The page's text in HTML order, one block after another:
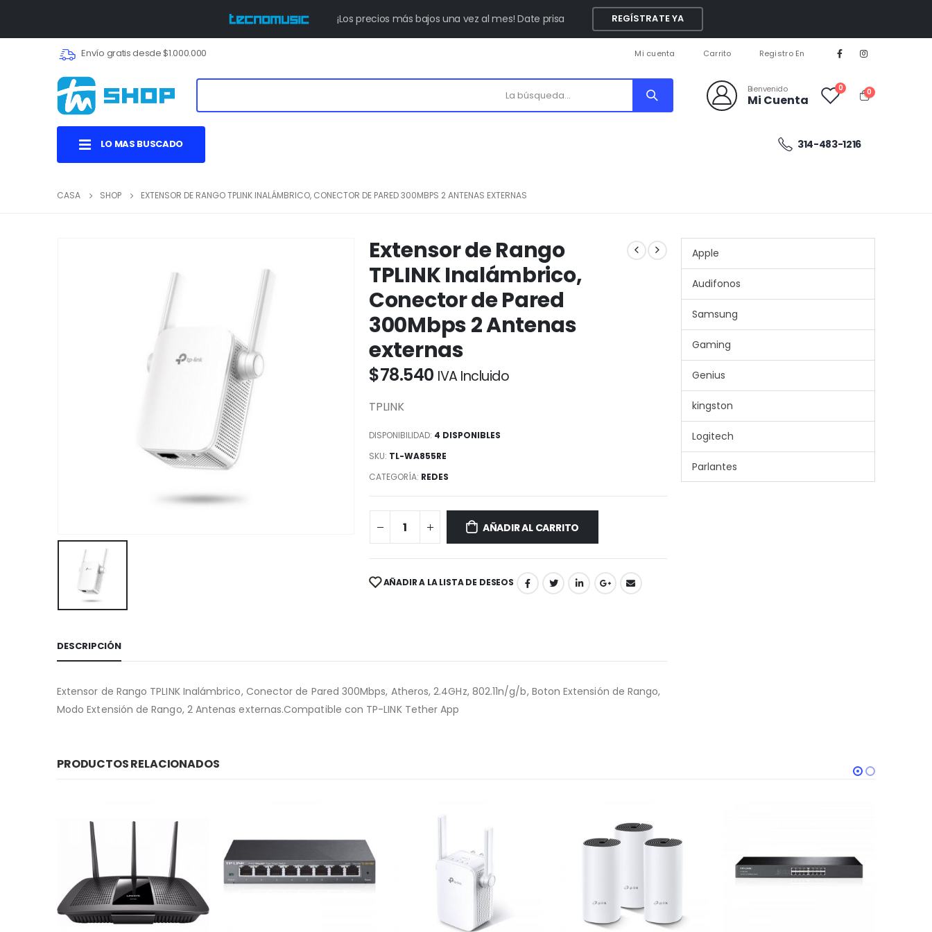
¡Los precios más bajos una vez al mes! Date prisa REGÍSTRATE YA
Envío gratis desde $1.000.000 Mi cuenta Carrito Registro En
Bienvenido
Mi Cuenta
0 0
LO MAS BUSCADO 314-483-1216
CASA SHOP EXTENSOR DE RANGO TPLINK INALÁMBRICO, CONECTOR DE PARED 300MBPS 2 ANTENAS EXTERNAS
Extensor de Rango
TPLINK Inalámbrico,
Conector de Pared
300Mbps 2 Antenas
externas
$78.540 IVA Incluido
TPLINK
DISPONIBILIDAD: 4 DISPONIBLES
SKU: TL-WA855RE
CATEGORÍA: REDES
AÑADIR AL CARRITO
AÑADIR A LA LISTA DE DESEOS
DESCRIPCIÓN
Extensor de Rango TPLINK Inalámbrico, Conector de Pared 300Mbps, Atheros, 2.4GHz, 802.11n/g/b, Boton Extensión de Rango,
Modo Extensión de Rango, 2 Antenas externas.Compatible con TP-LINK Tether App
Apple
Audifonos
Samsung
Gaming
Genius
kingston
Logitech
Parlantes
PRODUCTOS RELACIONADOS